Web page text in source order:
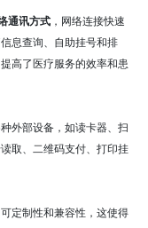
通讯方式 ，网络连接快速
息查询、自助挂号和排
高了医疗服务的效率和患
种外部设备，如读卡器、扫
取、二维码支付、打印挂
定制性和兼容性，这使得